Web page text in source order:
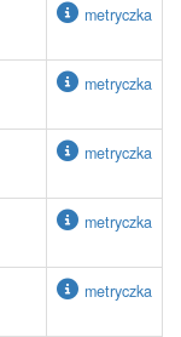
metryczka
metryczka
metryczka
metryczka
metryczka